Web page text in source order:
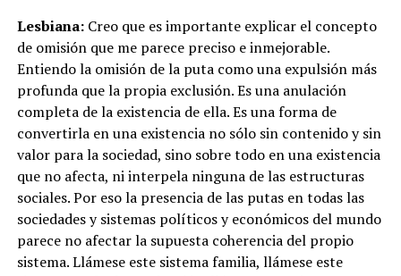
Lesbiana:Creo que es importante explicar el concepto
de omisión que me parece preciso e inmejorable.
Entiendo la omisión de la puta como una expulsión más
profunda que la propia exclusión. Es una anulación
completa de la existencia de ella. Es una forma de
convertirla en una existencia no sólo sin contenido y sin
valor para la sociedad, sino sobre todo en una existencia
que no afecta, ni interpela ninguna de las estructuras
sociales. Por eso la presencia de las putas en todas las
sociedades y sistemas políticos y económicos del mundo
parece no afectar la supuesta coherencia del propio
sistema. Llámese este sistema familia, llámese este